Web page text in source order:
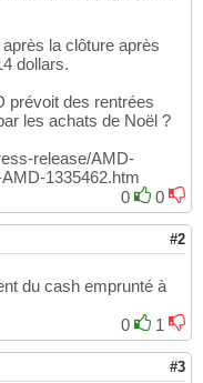
la clôture après
dollars.
prévoit des rentrées
les achats de Noël ?
release/AMD-
1335462.htm
0
0
#2
du cash emprunté à
0
1
#3